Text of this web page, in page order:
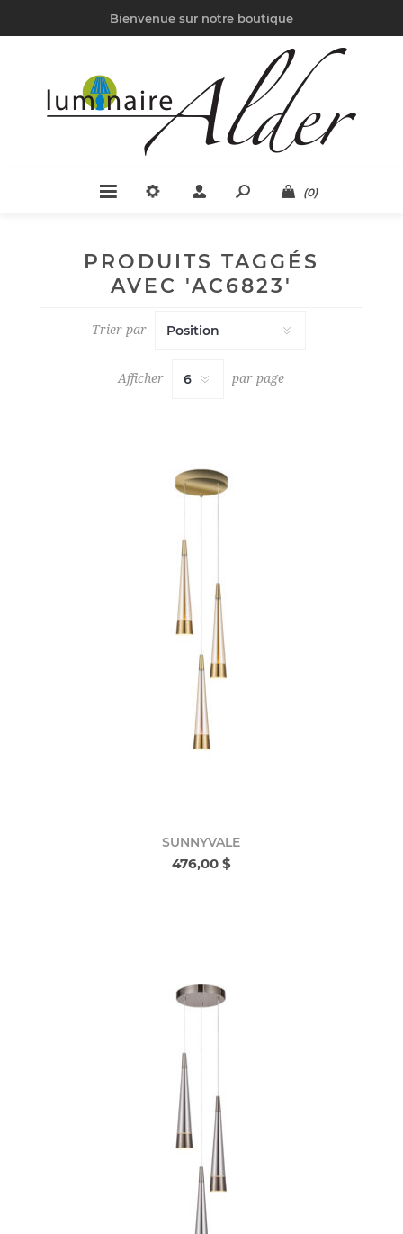
Bienvenue sur notre boutique
(0)
PRODUITS TAGGÉS
AVEC 'AC6823'
Trier par
Afficher par page
SUNNYVALE
476,00 $